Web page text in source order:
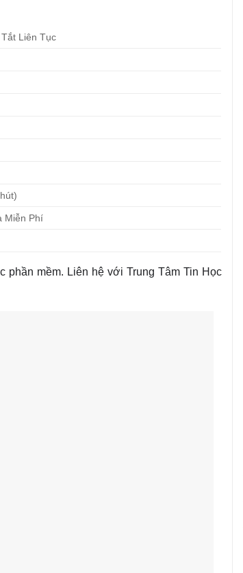
Liên Tục
Miễn Phí
phần mềm. Liên hệ với Trung Tâm Tin Học